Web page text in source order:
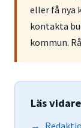
eller få nya
kontakta
kommun.
Läs vidare